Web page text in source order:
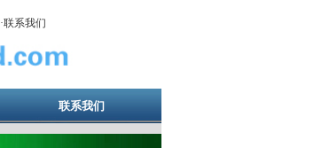
·联系我们
联系我们